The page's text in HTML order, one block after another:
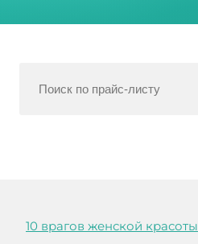
10 врагов женской красоты